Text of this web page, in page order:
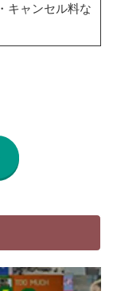
キャンセル料な